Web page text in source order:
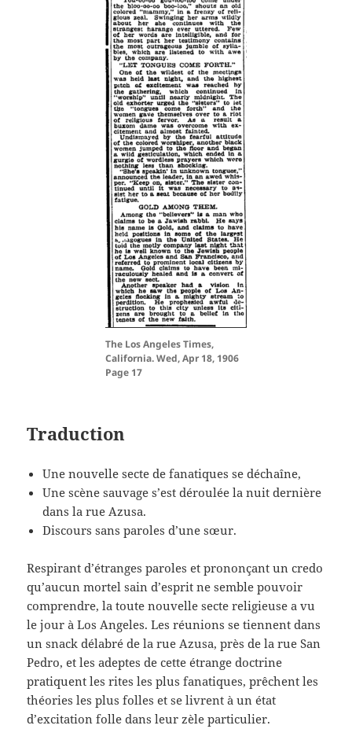
The Los Angeles Times,
California. Wed, Apr 18, 1906
Page 17
Traduction
Une nouvelle secte de fanatiques se déchaîne,
Une scène sauvage s’est déroulée la nuit dernière
dans la rue Azusa.
Discours sans paroles d’une sœur.
Respirant d’étranges paroles et prononçant un credo
qu’aucun mortel sain d’esprit ne semble pouvoir
comprendre, la toute nouvelle secte religieuse a vu
le jour à Los Angeles. Les réunions se tiennent dans
un snack délabré de la rue Azusa, près de la rue San
Pedro, et les adeptes de cette étrange doctrine
pratiquent les rites les plus fanatiques, prêchent les
théories les plus folles et se livrent à un état
d’excitation folle dans leur zèle particulier.